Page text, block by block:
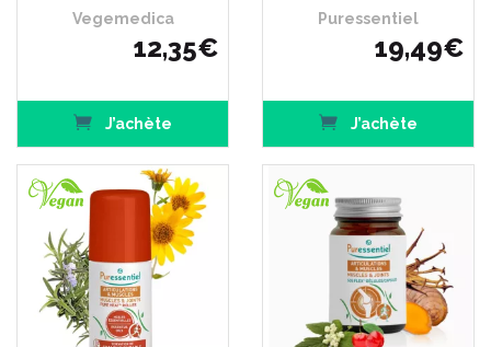
Vegemedica
12,35€
J’achète
Puressentiel
19,49€
J’achète